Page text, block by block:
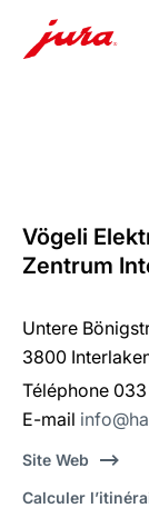
recherche
Vögeli
Zentrum
Untere
3800
Téléphone
E-mail
Site Web
Calculer